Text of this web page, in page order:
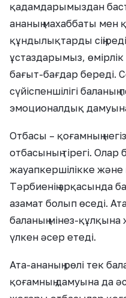
қадамдарымыздан
ананың махаббаты мен
құндылықтарды
ұстаздарымыз,
бағыт-бағдар береді.
сүйіспеншілігі
эмоционалдық дамуына
Отбасы – қоғамның
отбасының тірегі.
жауапкершілікке
Тәрбиенің арқасында
азамат болып өседі.
баланың мінез-
үлкен әсер етеді.
Ата-ананың рөлі тек
қоғамның дамуына да